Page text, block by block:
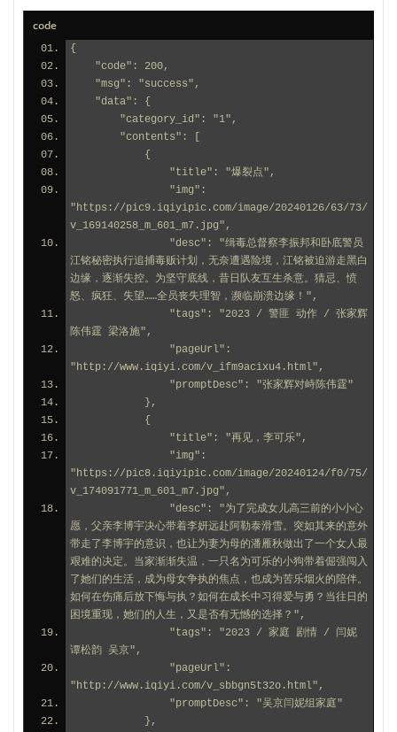
code
{
    "code": 200,
    "msg": "success",
    "data": {
        "category_id": "1",
        "contents": [
            {
                "title": "爆裂点",
"https://pic9.iqiyipic.com/image/20240126/63/73/
v_169140258_m_601_m7.jpg",
江铭秘密执行追捕毒贩计划，无奈遭遇险境，江铭被迫游走黑白
边缘，逐渐失控。为坚守底线，昔日队友互生杀意。猜忌、愤
怒、疯狂、失望……全员丧失理智，濒临崩溃边缘！",
陈伟霆 梁洛施",
"http://www.iqiyi.com/v_ifm9acixu4.html",
                "promptDesc": "张家辉对峙陈伟霆"
            },
            {
                "title": "再见，李可乐",
"https://pic8.iqiyipic.com/image/20240124/f0/75/
v_174091771_m_601_m7.jpg",
愿，父亲李博宇决心带着李妍远赴阿勒泰滑雪。突如其来的意外
带走了李博宇的意识，也让为妻为母的潘雁秋做出了一个女人最
艰难的决定。当家渐渐失温，一只名为可乐的小狗带着倔强闯入
了她们的生活，成为母女争执的焦点，也成为苦乐烟火的陪伴。
如何在伤痛后放下悔与执？如何在成长中习得爱与勇？当往日的
困境重现，她们的人生，又是否有无憾的选择？",
谭松韵 吴京",
"http://www.iqiyi.com/v_sbbgn5t32o.html",
                "promptDesc": "吴京闫妮组家庭"
            },